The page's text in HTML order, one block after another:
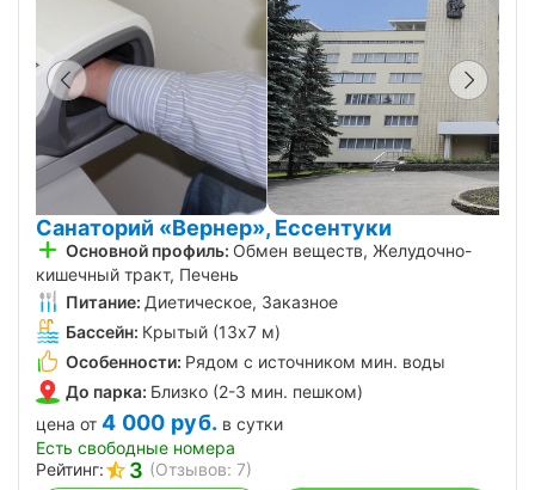
Санаторий «Вернер», Ессентуки
Основной профиль: Обмен веществ, Желудочно-
кишечный тракт, Печень
Питание: Диетическое, Заказное
Бассейн: Крытый (13х7 м)
Особенности: Рядом с источником мин. воды
До парка: Близко (2-3 мин. пешком)
цена от 4 000 руб. в сутки
Есть свободные номера
Рейтинг:
3 (Отзывов: 7)